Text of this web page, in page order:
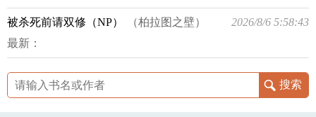
被杀死前请双修（NP） （柏拉图之壁）
2026/8/6 5:58:43
最新：